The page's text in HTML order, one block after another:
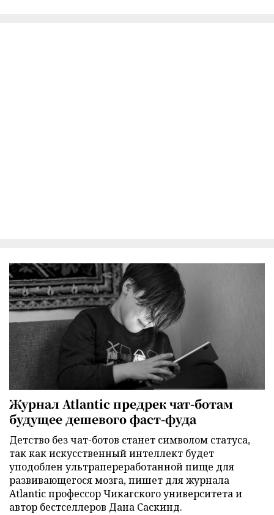
Журнал Atlantic предрек чат-ботам
будущее дешевого фаст-фуда
Детство без чат-ботов станет символом статуса,
так как искусственный интеллект будет
уподоблен ультрапереработанной пище для
развивающегося мозга, пишет для журнала
Atlantic профессор Чикагского университета и
автор бестселлеров Дана Саскинд.